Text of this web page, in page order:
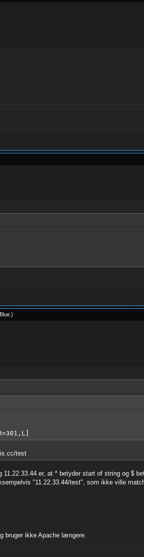
. )
test
er, at ^ betyder start of string og $
"11.22.33.44/test", som ikke ville
bruger ikke Apache længere.